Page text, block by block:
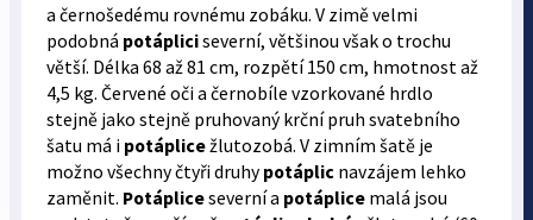
a černošedému rovnému zobáku. V zimě velmi
podobná potápliciseverní, většinou však o trochu
větší. Délka 68 až 81 cm, rozpětí 150 cm, hmotnost až
4,5 kg. Červené oči a černobíle vzorkované hrdlo
stejně jako stejně pruhovaný krční pruh svatebního
šatu má i potáplicežlutozobá. V zimním šatě je
možno všechny čtyři druhy potáplicnavzájem lehko
zaměnit. Potápliceseverní a potáplicemalá jsou